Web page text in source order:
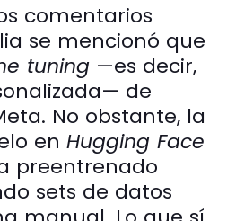
comentarios
se mencionó que
tuning —es decir,
de
No obstante, la
en Hugging Face
preentrenado
sets de datos